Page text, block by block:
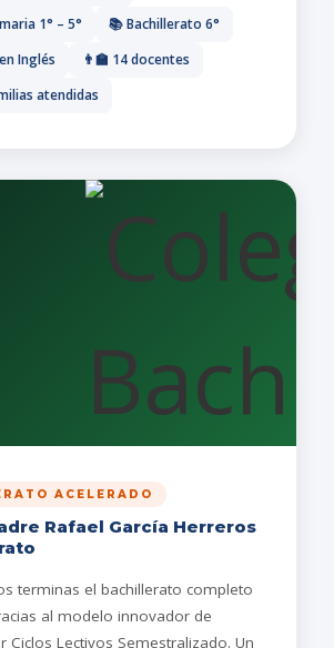
1° – 5°
📚 Bachillerato 6°
Inglés
👨‍🏫 14 docentes
atendidas
ACELERADO
Rafael García Herreros
terminas el bachillerato completo
al modelo innovador de
Ciclos Lectivos Semestralizado. Un